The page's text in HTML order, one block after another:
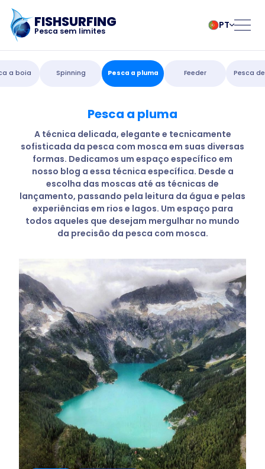
FISHSURFING
Pesca sem limites
PT
български
Čeština
Deutsch
English
Español
Français
Italiano
Magyar
Nederlands
Norsk
Pусский
Slovenčina
Suomalainen
Svenska
Türk
Українська
Blogue
Sobre a aplicação
Fishsurfing
Business
a boia Spinning Pesca a pluma Feeder Pesca
Pesca a pluma
A técnica delicada, elegante e tecnicamente
sofisticada da pesca com mosca em suas diversas
formas. Dedicamos um espaço específico em
nosso blog a essa técnica específica. Desde a
escolha das moscas até as técnicas de
lançamento, passando pela leitura da água e pelas
experiências em rios e lagos. Um espaço para
todos aqueles que desejam mergulhar no mundo
da precisão da pesca com mosca.